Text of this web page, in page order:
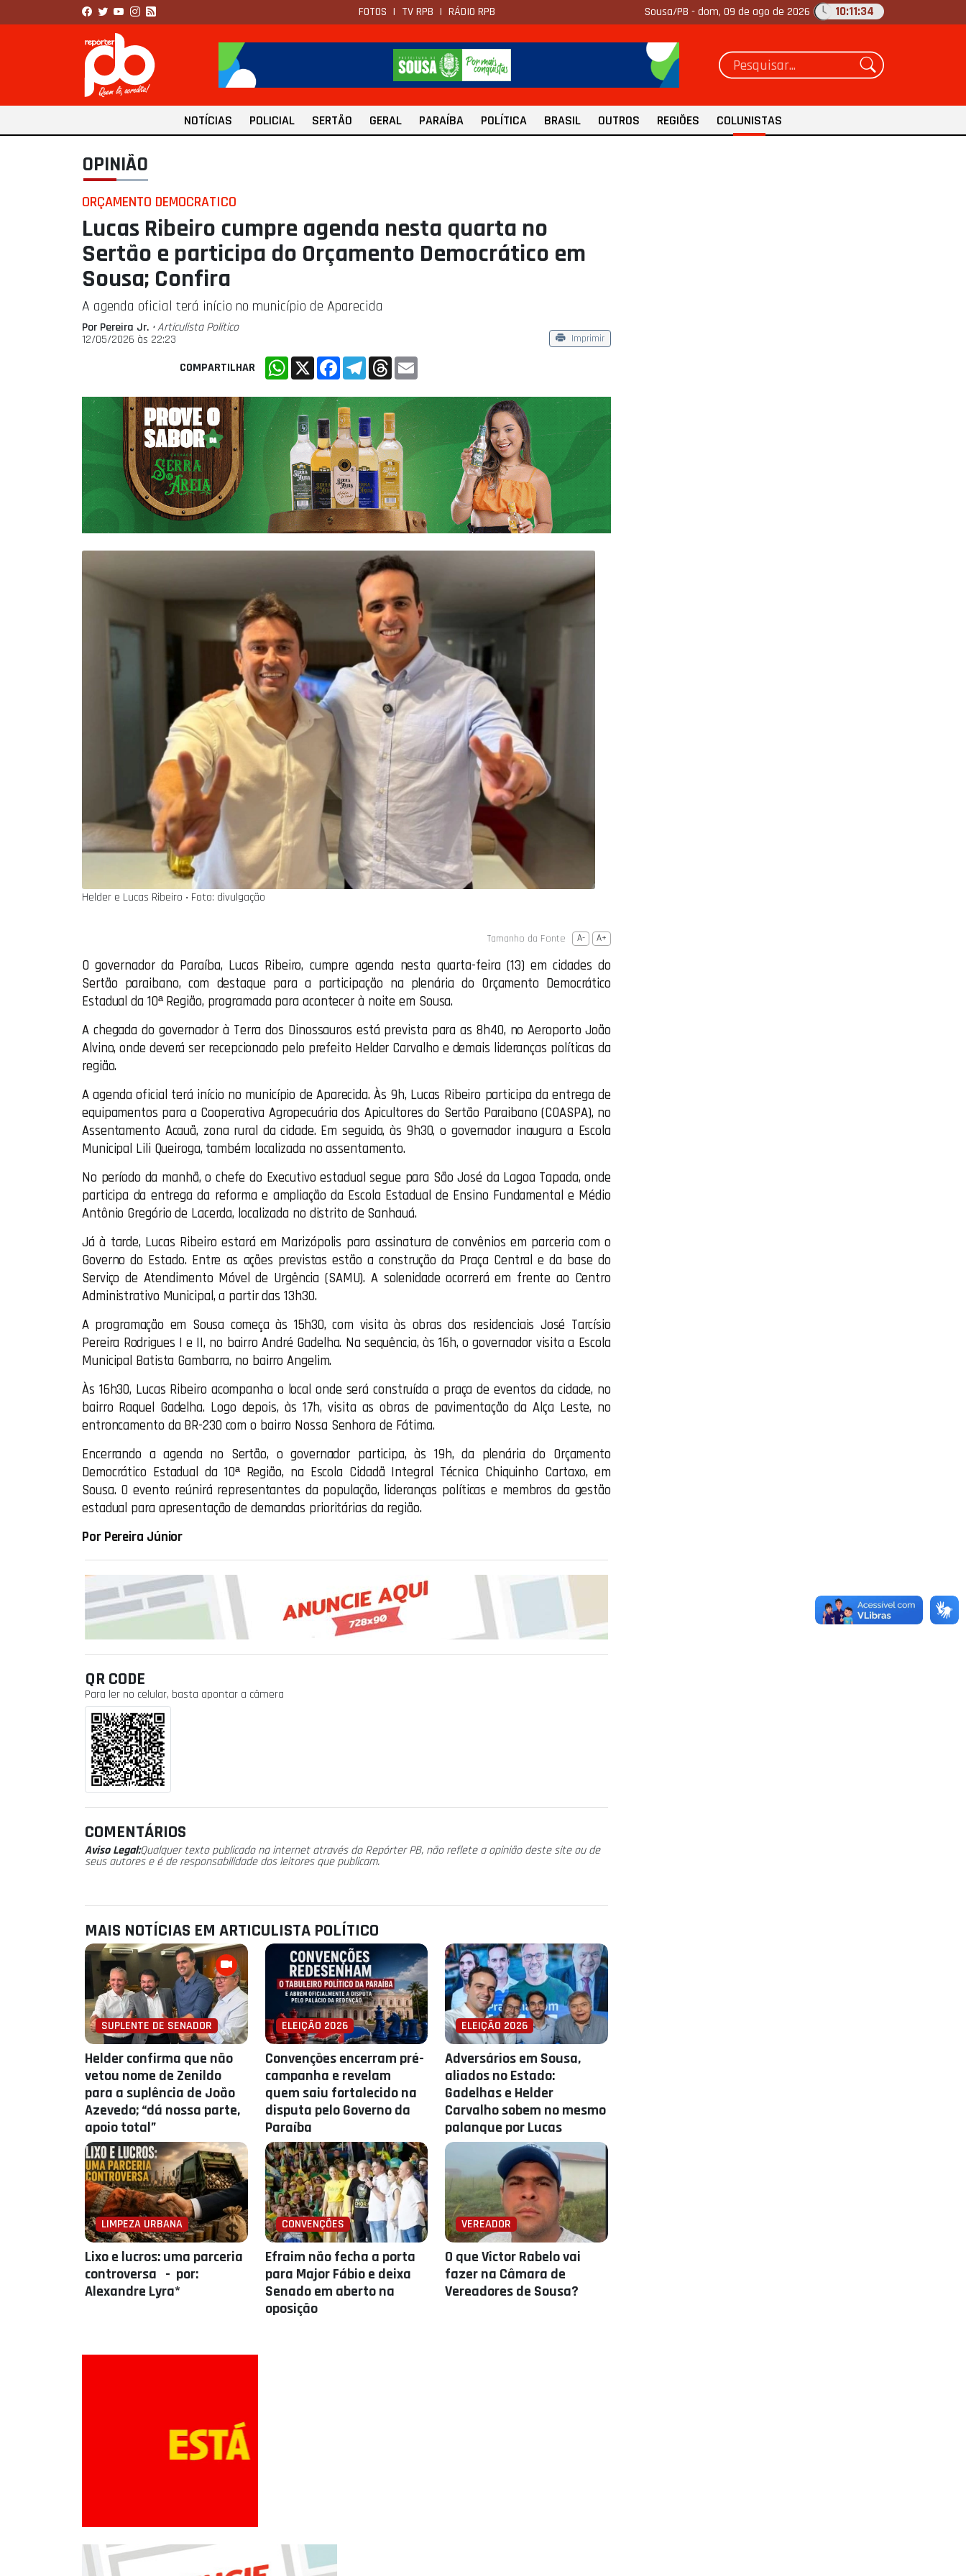
FOTOS | TV RPB | RÁDIO RPB Sousa/PB -dom, 09 de ago de 2026 10:11:35
NOTÍCIAS POLICIAL SERTÃO GERAL PARAÍBA POLÍTICA BRASIL OUTROS REGIÕES COLUNISTAS
OPINIÃO
ORÇAMENTO DEMOCRATICO
Lucas Ribeiro cumpre agenda nesta quarta no
Sertão e participa do Orçamento Democrático em
Sousa; Confira
A agenda oficial terá início no município de Aparecida
Por Pereira Jr. • Articulista Polí­tico
12/05/2026 às 22:23
Imprimir
COMPARTILHAR WhatsApp
X FacebookTelegramThreads
Helder e Lucas Ribeiro ‧ Foto: divulgação
Tamanho da Fonte A- A+
O governador da Paraíba, Lucas Ribeiro, cumpre agenda nesta quarta-feira (13) em cidades do
Sertão paraibano, com destaque para a participação na plenária do Orçamento Democrático
Estadual da 10ª Região, programada para acontecer à noite em Sousa.
A chegada do governador à Terra dos Dinossauros está prevista para as 8h40, no Aeroporto João
Alvino, onde deverá ser recepcionado pelo prefeito Helder Carvalho e demais lideranças políticas da
região.
A agenda oficial terá início no município de Aparecida. Às 9h, Lucas Ribeiro participa da entrega de
equipamentos para a Cooperativa Agropecuária dos Apicultores do Sertão Paraibano (COASPA), no
Assentamento Acauã, zona rural da cidade. Em seguida, às 9h30, o governador inaugura a Escola
Municipal Lili Queiroga, também localizada no assentamento.
No período da manhã, o chefe do Executivo estadual segue para São José da Lagoa Tapada, onde
participa da entrega da reforma e ampliação da Escola Estadual de Ensino Fundamental e Médio
Antônio Gregório de Lacerda, localizada no distrito de Sanhauá.
Já à tarde, Lucas Ribeiro estará em Marizópolis para assinatura de convênios em parceria com o
Governo do Estado. Entre as ações previstas estão a construção da Praça Central e da base do
Serviço de Atendimento Móvel de Urgência (SAMU). A solenidade ocorrerá em frente ao Centro
Administrativo Municipal, a partir das 13h30.
A programação em Sousa começa às 15h30, com visita às obras dos residenciais José Tarcísio
Pereira Rodrigues I e II, no bairro André Gadelha. Na sequência, às 16h, o governador visita a Escola
Municipal Batista Gambarra, no bairro Angelim.
Às 16h30, Lucas Ribeiro acompanha o local onde será construída a praça de eventos da cidade, no
bairro Raquel Gadelha. Logo depois, às 17h, visita as obras de pavimentação da Alça Leste, no
entroncamento da BR-230 com o bairro Nossa Senhora de Fátima.
Encerrando a agenda no Sertão, o governador participa, às 19h, da plenária do Orçamento
Democrático Estadual da 10ª Região, na Escola Cidadã Integral Técnica Chiquinho Cartaxo, em
Sousa. O evento reúnirá representantes da população, lideranças políticas e membros da gestão
estadual para apresentação de demandas prioritárias da região.
Por Pereira Júnior
QR CODE
Para ler no celular, basta apontar a câmera
COMENTÁRIOS
Aviso Legal:Qualquer texto publicado na internet através do Repórter PB, não reflete a opinião deste site ou de
seus autores e é de responsabilidade dos leitores que publicam.
MAIS NOTÍCIAS EM ARTICULISTA POLÍ­TICO
SUPLENTE DE SENADOR
Helder confirma que não
vetou nome de Zenildo
para a suplência de João
Azevedo; “dá nossa parte,
apoio total”
ELEIÇÃO 2026
Convenções encerram pré-
campanha e revelam
quem saiu fortalecido na
disputa pelo Governo da
Paraíba
ELEIÇÃO 2026
Adversários em Sousa,
aliados no Estado:
Gadelhas e Helder
Carvalho sobem no mesmo
palanque por Lucas
LIMPEZA URBANA
Lixo e lucros: uma parceria
controversa - por:
Alexandre Lyra*
CONVENÇÕES
Efraim não fecha a porta
para Major Fábio e deixa
Senado em aberto na
oposição
VEREADOR
O que Victor Rabelo vai
fazer na Câmara de
Vereadores de Sousa?